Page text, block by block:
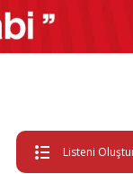
Listeni